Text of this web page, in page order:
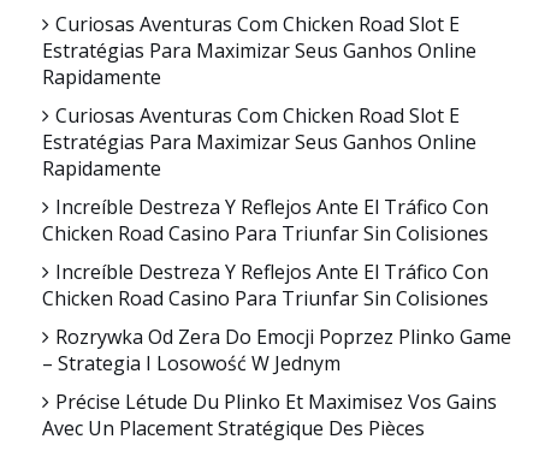
Curiosas Aventuras Com Chicken Road Slot E
Estratégias Para Maximizar Seus Ganhos Online
Rapidamente
Curiosas Aventuras Com Chicken Road Slot E
Estratégias Para Maximizar Seus Ganhos Online
Rapidamente
Increíble Destreza Y Reflejos Ante El Tráfico Con
Chicken Road Casino Para Triunfar Sin Colisiones
Increíble Destreza Y Reflejos Ante El Tráfico Con
Chicken Road Casino Para Triunfar Sin Colisiones
Rozrywka Od Zera Do Emocji Poprzez Plinko Game
– Strategia I Losowość W Jednym
Précise Létude Du Plinko Et Maximisez Vos Gains
Avec Un Placement Stratégique Des Pièces